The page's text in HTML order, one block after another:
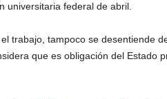
universitaria federal de abril.
trabajo, tampoco se desentiende
que es obligación del Estado